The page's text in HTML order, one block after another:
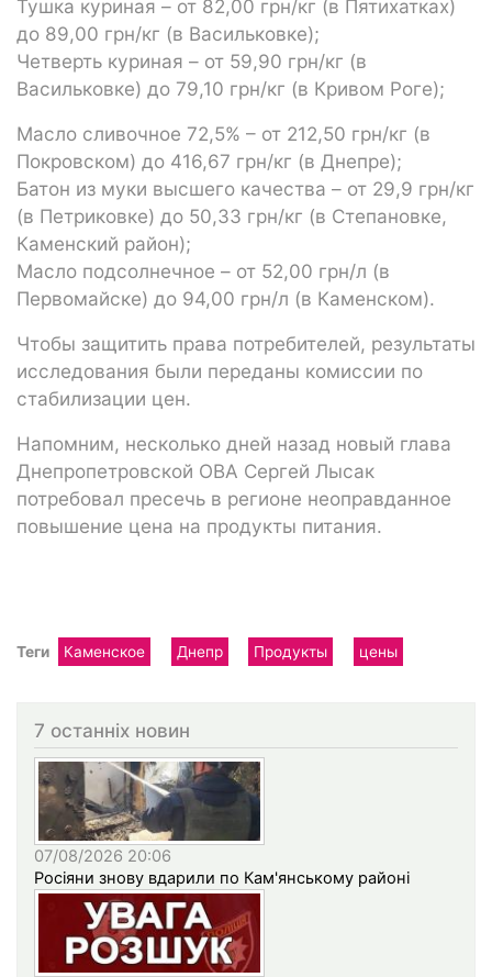
Тушка куриная – от 82,00 грн/кг (в Пятихатках)
до 89,00 грн/кг (в Васильковке);
Четверть куриная – от 59,90 грн/кг (в
Васильковке) до 79,10 грн/кг (в Кривом Роге);
Масло сливочное 72,5% – от 212,50 грн/кг (в
Покровском) до 416,67 грн/кг (в Днепре);
Батон из муки высшего качества – от 29,9 грн/кг
(в Петриковке) до 50,33 грн/кг (в Степановке,
Каменский район);
Масло подсолнечное – от 52,00 грн/л (в
Первомайске) до 94,00 грн/л (в Каменском).
Чтобы защитить права потребителей, результаты
исследования были переданы комиссии по
стабилизации цен.
Напомним, несколько дней назад новый глава
Днепропетровской ОВА Сергей Лысак
потребовал пресечь в регионе неоправданное
повышение цена на продукты питания.
Теги Каменское Днепр Продукты цены
7 останніх новин
07/08/2026 20:06
Росіяни знову вдарили по Кам'янському районі